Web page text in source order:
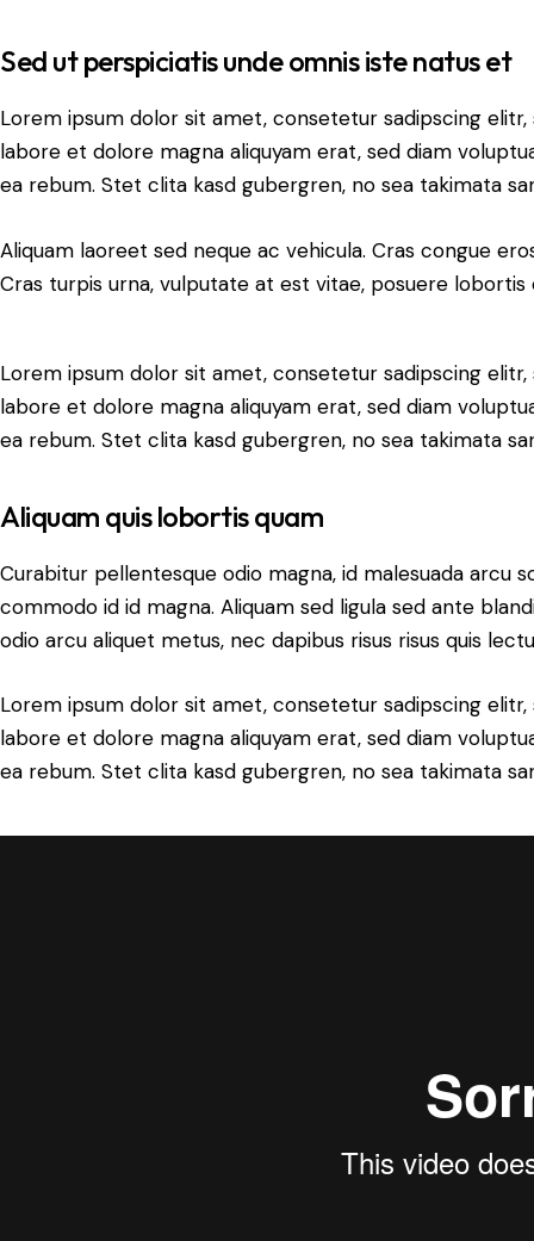
Sed ut perspiciatis unde omnis iste natus et
Lorem ipsum dolor sit amet, consetetur sadipscing
labore et dolore magna aliquyam erat, sed diam
ea rebum. Stet clita kasd gubergren, no sea takimata
Aliquam laoreet sed neque ac vehicula. Cras congue
Cras turpis urna, vulputate at est vitae, posuere lobortis
Lorem ipsum dolor sit amet, consetetur sadipscing
labore et dolore magna aliquyam erat, sed diam
ea rebum. Stet clita kasd gubergren, no sea takimata
Aliquam quis lobortis quam
Curabitur pellentesque odio magna, id malesuada arcu
commodo id id magna. Aliquam sed ligula sed ante
odio arcu aliquet metus, nec dapibus risus risus quis
Lorem ipsum dolor sit amet, consetetur sadipscing
labore et dolore magna aliquyam erat, sed diam
ea rebum. Stet clita kasd gubergren, no sea takimata